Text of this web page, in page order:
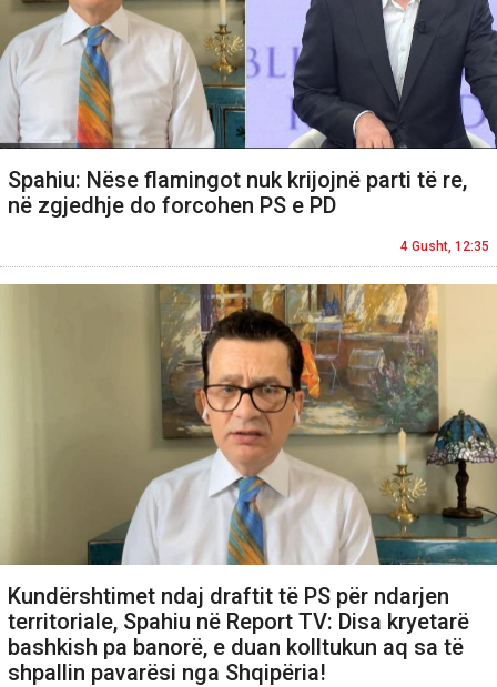
Spahiu: Nëse flamingot nuk krijojnë parti të re,
në zgjedhje do forcohen PS e PD
4 Gusht, 12:35
Kundërshtimet ndaj draftit të PS për ndarjen
territoriale, Spahiu në Report TV: Disa kryetarë
bashkish pa banorë, e duan kolltukun aq sa të
shpallin pavarësi nga Shqipëria!